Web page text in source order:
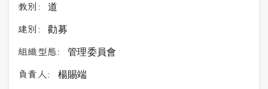
教別: 道
建別: 勸募
組織型態: 管理委員會
負責人: 楊賜端